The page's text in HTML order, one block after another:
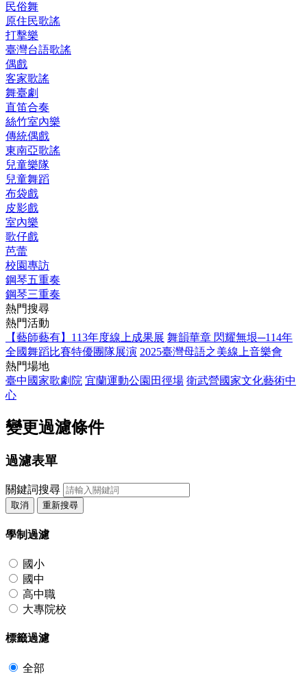
民俗舞
原住民歌謠
打擊樂
臺灣台語歌謠
偶戲
客家歌謠
舞臺劇
直笛合奏
絲竹室內樂
傳統偶戲
東南亞歌謠
兒童樂隊
兒童舞蹈
布袋戲
皮影戲
室內樂
歌仔戲
芭蕾
校園專訪
鋼琴五重奏
鋼琴三重奏
熱門搜尋
熱門活動
【藝師藝有】113年度線上成果展 舞韻華章 閃耀無垠─114年
全國舞蹈比賽特優團隊展演 2025臺灣母語之美線上音樂會
熱門場地
臺中國家歌劇院 宜蘭運動公園田徑場 衛武營國家文化藝術中
心
變更過濾條件
過濾表單
關鍵詞搜尋
取消 重新搜尋
學制過濾
國小
國中
高中職
大專院校
標籤過濾
全部